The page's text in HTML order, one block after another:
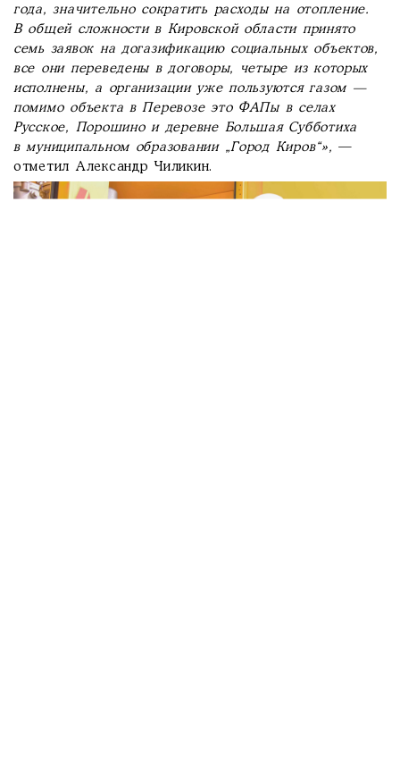
года, значительно сократить расходы на отопление.
В общей сложности в Кировской области принято
семь заявок на догазификацию социальных объектов,
все они переведены в договоры, четыре из которых
исполнены, а организации уже пользуются газом —
помимо объекта в Перевозе это ФАПы в селах
Русское, Порошино и деревне Большая Субботиха
в муниципальном образовании „Город Киров“», —
отметил Александр Чиликин.